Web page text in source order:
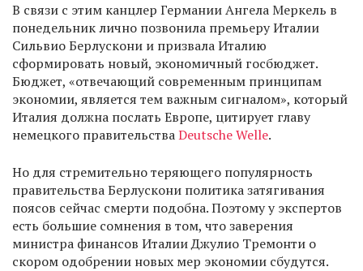
В связи с этим канцлер Германии Ангела Меркель в
понедельник лично позвонила премьеру Италии
Сильвио Берлускони и призвала Италию
сформировать новый, экономичный госбюджет.
Бюджет, «отвечающий современным принципам
экономии, является тем важным сигналом», который
Италия должна послать Европе, цитирует главу
немецкого правительстваDeutsche Welle.
Но для стремительно теряющего популярность
правительства Берлускони политика затягивания
поясов сейчас смерти подобна. Поэтому у экспертов
есть большие сомнения в том, что заверения
министра финансов Италии Джулио Тремонти о
скором одобрении новых мер экономии сбудутся.